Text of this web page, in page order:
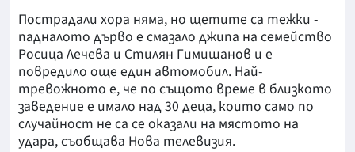
Пострадали хора няма, но щетите са тежки -
падналото дърво е смазало джипа на семейство
Росица Лечева и Стилян Гимишанов и е
повредило още един автомобил. Най-
тревожното е, че по същото време в близкото
заведение е имало над 30 деца, които само по
случайност не са се оказали на мястото на
удара, съобщава Нова телевизия.